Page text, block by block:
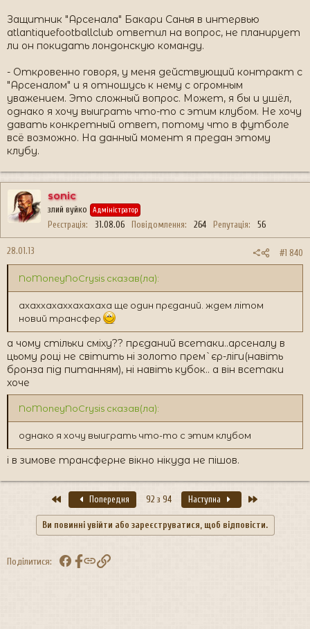
Защитник "Арсенала" Бакари Санья в интервью
atlantiquefootballclub ответил на вопрос, не планирует
ли он покидать лондонскую команду.
- Откровенно говоря, у меня действующий контракт с
"Арсеналом" и я отношусь к нему с огромным
уважением. Это сложный вопрос. Может, я бы и ушёл,
однако я хочу выиграть что-то с этим клубом. Не хочу
давать конкретный ответ, потому что в футболе
всё возможно. На данный момент я предан этому
клубу.
sonic
злий вуйко Адміністратор
Реєстрація 31.08.06 Повідомлення 264 Репутація 56
28.01.13 #1 840
NoMoneyNoCrysis сказав(ла):
ахаххахаххахахаха ще один прєданий. ждем літом
новий трансфер
а чому стільки сміху?? прєданий всетаки..арсеналу в
цьому році не світить ні золото прем`єр-ліги(навіть
бронза під питанням), ні навіть кубок.. а він всетаки
хоче
NoMoneyNoCrysis сказав(ла):
однако я хочу выиграть что-то с этим клубом
і в зимове трансферне вікно нікуда не пішов.
ПершийПопередня 92 з 94 Наступна
Ви повинні увійти або зареєструватися, щоб відповісти.
Поділитися: FacebookПосилання